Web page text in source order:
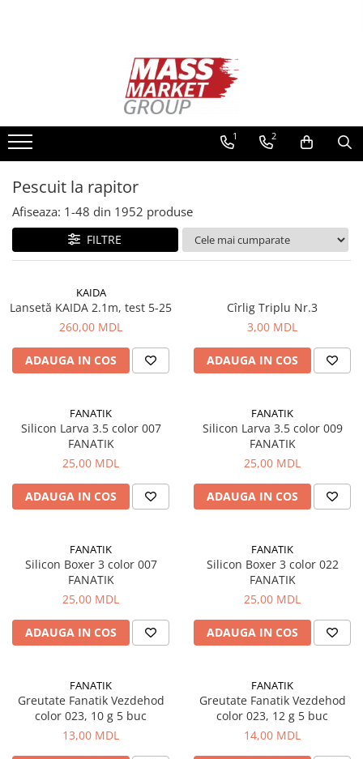
Lansete la crap
Mulinete la crap
Plumbi, momitoare
Protectie, pastrare
Accesorii nadire, sondare
Accesorii, monturi crap
Carlige crap
Avertizoare si swingere
Pescuit Feeder, Stationar, Pluta
Lansete Feeder, Stationar, Pluta
Fire feeder, stationar
Plute si Indicatoare
Platforme feeder, suporturi,
Plumbi, cosulete, momitoare
Carlige Feeder, Stationar
Accesorii monturi
Genti, huse, galeti
Accesorii si instrumente
Nada, momeala, aditivi
Pescuit la rapitor
Mulinete la rapitor
Fire rapitor
Carlige la rapitor
1 2
Pescuit la rapitor
Afiseaza: 1-48 din 1952 produse
FILTRE
KAIDA
Lansetă KAIDA 2.1m, test 5-25
260,00 MDL
ADAUGA IN COS
Cîrlig Triplu Nr.3
3,00 MDL
ADAUGA IN COS
FANATIK
Silicon Larva 3.5 color 007
FANATIK
25,00 MDL
ADAUGA IN COS
FANATIK
Silicon Larva 3.5 color 009
FANATIK
25,00 MDL
ADAUGA IN COS
FANATIK
Silicon Boxer 3 color 007
FANATIK
25,00 MDL
ADAUGA IN COS
FANATIK
Silicon Boxer 3 color 022
FANATIK
25,00 MDL
ADAUGA IN COS
FANATIK
Greutate Fanatik Vezdehod
color 023, 10 g 5 buc
13,00 MDL
FANATIK
Greutate Fanatik Vezdehod
color 023, 12 g 5 buc
14,00 MDL